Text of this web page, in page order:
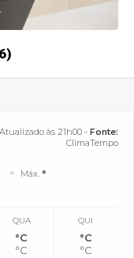
Atualizado às 21h00 - Fonte:
ClimaTempo
Máx.°
QUA
°C
°C
QUI
°C
°C